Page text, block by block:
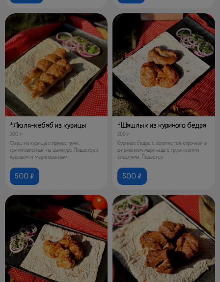
*Люля-кебаб из курицы
200 г
Фарш из курицы с пряностями,
приготовленный на шампуре. Подается с
лавашом и маринованным
500 ₽
*Шашлык из куриного бедра
200 г
Куриное бедро с золотистой корочкой в
фирменном маринаде с грузинскими
специями. Подается
500 ₽